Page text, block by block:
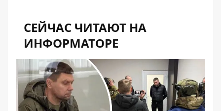
СЕЙЧАС ЧИТАЮТ НА
ИНФОРМАТОРЕ